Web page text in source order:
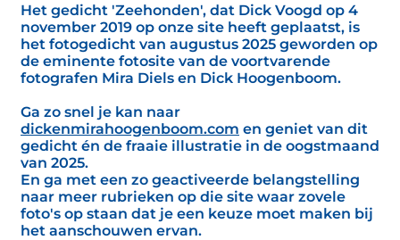
Het gedicht 'Zeehonden', dat Dick Voogd op 4
november 2019 op onze site heeft geplaatst, is
het fotogedicht van augustus 2025 geworden op
de eminente fotosite van de voortvarende
fotografen Mira Diels en Dick Hoogenboom.
Ga zo snel je kan naar
dickenmirahoogenboom.com en geniet van dit
gedicht én de fraaie illustratie in de oogstmaand
van 2025.
En ga met een zo geactiveerde belangstelling
naar meer rubrieken op die site waar zovele
foto's op staan dat je een keuze moet maken bij
het aanschouwen ervan.